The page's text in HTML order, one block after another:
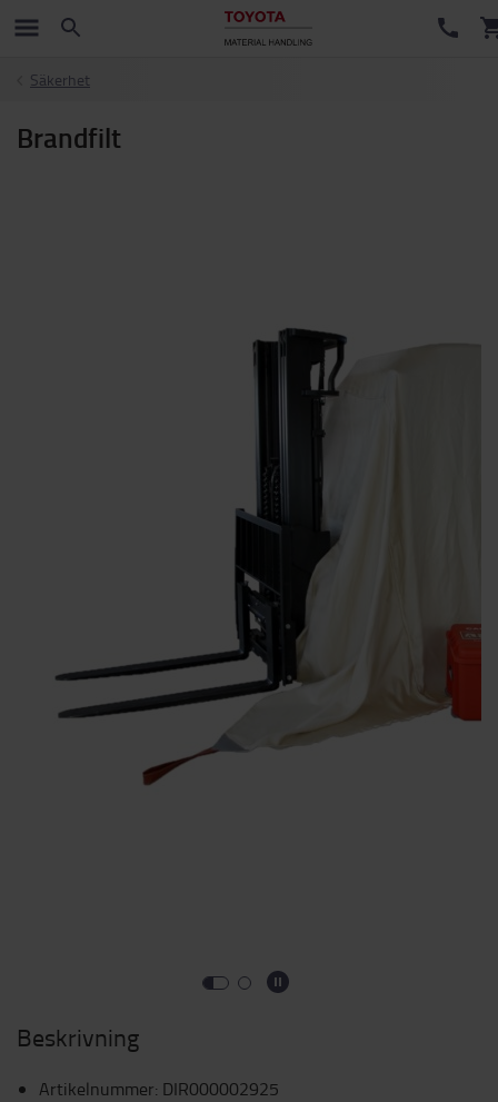
Säkerhet
Brandfilt
Beskrivning
Artikelnummer: DIR000002925